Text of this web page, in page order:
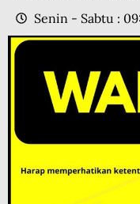
Senin - Sabtu :